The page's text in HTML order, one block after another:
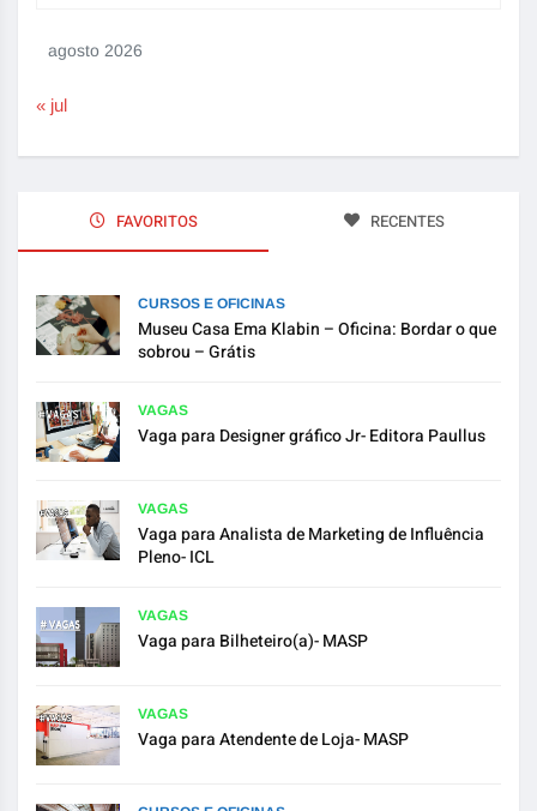
agosto 2026
« jul
FAVORITOS RECENTES
CURSOS E OFICINAS
Museu Casa Ema Klabin – Oficina: Bordar o que
sobrou – Grátis
VAGAS
Vaga para Designer gráfico Jr- Editora Paullus
VAGAS
Vaga para Analista de Marketing de Influência
Pleno- ICL
VAGAS
Vaga para Bilheteiro(a)- MASP
VAGAS
Vaga para Atendente de Loja- MASP